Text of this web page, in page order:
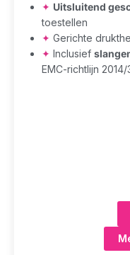
✦ Uitsluitend
toestellen
✦ Gerichte
✦ Inclusief
EMC-richtlijn